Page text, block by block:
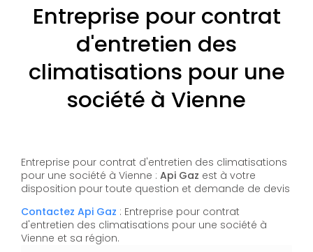
Entreprise pour contrat
d'entretien des
climatisations pour une
société à Vienne
Entreprise pour contrat d'entretien des climatisations
pour une société à Vienne : Api Gaz est à votre
disposition pour toute question et demande de devis
Contactez Api Gaz : Entreprise pour contrat
d'entretien des climatisations pour une société à
Vienne et sa région.